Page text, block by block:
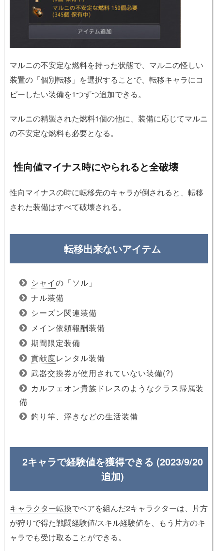
マルニの不安定な燃料を持った状態で、マルニの怪しい
装置の「個別転移」を選択することで、転移キャラにコ
ピーしたい装備を1つずつ追加できる。
マルニの精製された燃料1個の他に、装備に応じてマルニ
の不安定な燃料も必要となる。
性向値マイナス時にやられると全破壊
性向マイナスの時に転移先のキャラが倒されると、転移
された装備はすべて破壊される。
転移出来ないアイテム
シャイの「ソル」
ナル装備
シーズン関連装備
メイン依頼報酬装備
期間限定装備
貢献度レンタル装備
武器交換券が使用されていない装備(?)
カルフェオン貴族ドレスのようなクラス帰属装
備
釣り竿、浮きなどの生活装備
2キャラで経験値を獲得できる (2023/9/20
追加)
キャラクター転換でペアを組んだ2キャラクターは、片方
が狩りで得た戦闘経験値/スキル経験値を、もう片方のキ
ャラでも受け取ることができる。